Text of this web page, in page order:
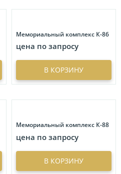
Мемориальный комплекс К-86
цена по запросу
В КОРЗИНУ
Мемориальный комплекс К-88
цена по запросу
В КОРЗИНУ